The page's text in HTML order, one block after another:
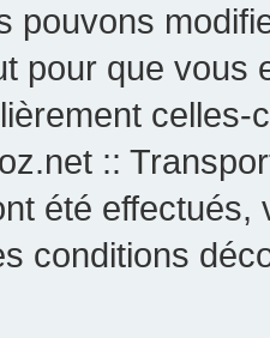
pouvons
pour que vous
::
été effectués,
conditions